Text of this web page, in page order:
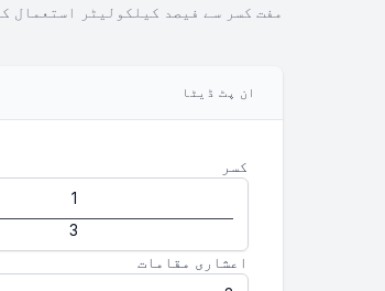
مفت کسر سے فیصد کیلکولیٹر استعمال
ان پٹ ڈیٹا
کسر
اعشاری مقامات